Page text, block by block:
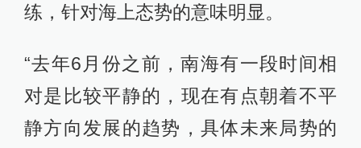
练，针对海上态势的意味明显。
“去年6月份之前，南海有一段时间相
对是比较平静的，现在有点朝着不平
静方向发展的趋势，具体未来局势的